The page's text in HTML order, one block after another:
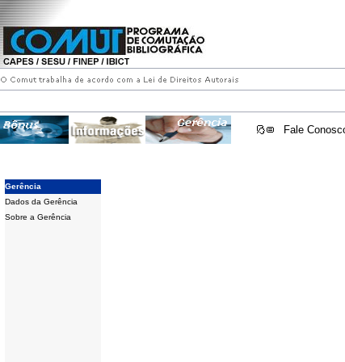
Fale
Gerência
Dados da Gerência
Sobre a Gerência